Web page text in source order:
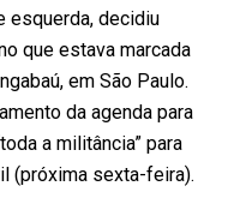
esquerda, decidiu
que estava marcada
em São Paulo.
da agenda para
a militância” para
(próxima sexta-feira).